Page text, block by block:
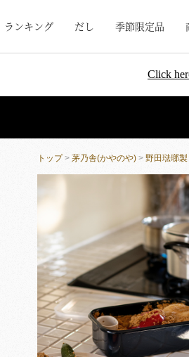
ランキング だし 季節限定品
Click
トップ> 茅乃舎(かやのや) > 野田琺瑯